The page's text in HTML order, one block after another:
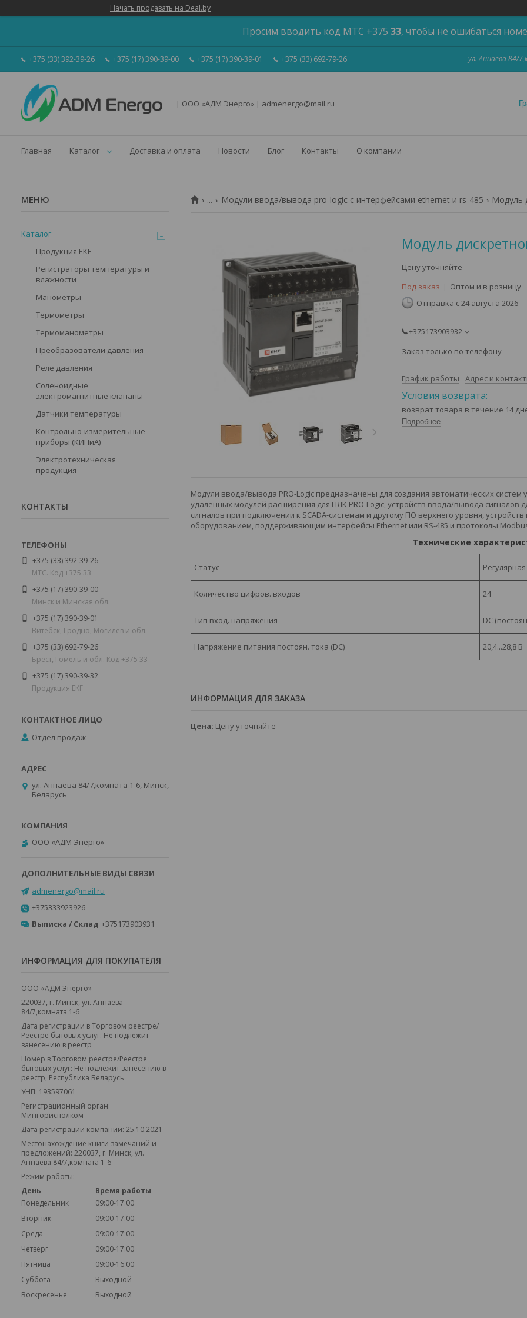
Начать продавать на Deal.by
Просим вводить код МТС +375 33, чтобы не ошибаться
+375 (33) 392-39-26 +375 (17) 390-39-00 +375 (17) 390-39-01 +375 (33) 692-79-26 ул. Аннаева 84/
| ООО «АДМ Энерго» | admenergo@mail.ru
Главная Каталог Доставка и оплата Новости Блог Контакты О компании
... Модули ввода/вывода pro-logic с интерфейсами ethernet и rs-485 Модуль
Модуль
Цену уточняйте
Под заказ
Оптом и в розницу
Отправка с 24 августа 2026
+375173903932
Заказ только по телефону
График работы Адрес и
возврат товара в течение 14
Подробнее
Модули ввода/вывода PRO-Logic предназначены для создания автоматических
удаленных модулей расширения для ПЛК PRO-Logic, устройств ввода/вывода сигналов
сигналов при подключении к SCADA-системам и другому ПО верхнего уровня,
оборудованием, поддерживающим интерфейсы Ethernet или RS-485 и протоколы Modbus
Технические
Статус Регулярная
Количество цифров. входов 24
Тип вход. напряжения DC
Напряжение питания постоян. тока (DC) 20,4...28,8 В
ИНФОРМАЦИЯ ДЛЯ ЗАКАЗА
Цена: Цену уточняйте
Каталог
Продукция EKF
Регистраторы температуры и
влажности
Манометры
Термометры
Термоманометры
Преобразователи давления
Реле давления
Соленоидные
электромагнитные клапаны
Датчики температуры
Контрольно-измерительные
приборы (КИПиА)
Электротехническая
продукция
КОНТАКТЫ
+375 (33) 392-39-26
МТС. Код +375 33
+375 (17) 390-39-00
Минск и Минская обл.
+375 (17) 390-39-01
Витебск, Гродно, Могилев и обл.
+375 (33) 692-79-26
Брест, Гомель и обл. Код +375 33
+375 (17) 390-39-32
Продукция EKF
Отдел продаж
ул. Аннаева 84/7,комната 1-6, Минск,
Беларусь
ООО «АДМ Энерго»
admenergo@mail.ru
+375333923926
Выписка / Склад +375173903931
ИНФОРМАЦИЯ ДЛЯ ПОКУПАТЕЛЯ
ООО «АДМ Энерго»
220037, г. Минск, ул. Аннаева
84/7,комната 1-6
Дата регистрации в Торговом реестре/
Реестре бытовых услуг: Не подлежит
занесению в реестр
Номер в Торговом реестре/Реестре
бытовых услуг: Не подлежит занесению в
реестр, Республика Беларусь
УНП: 193597061
Регистрационный орган:
Мингорисполком
Дата регистрации компании: 25.10.2021
Местонахождение книги замечаний и
предложений: 220037, г. Минск, ул.
Аннаева 84/7,комната 1-6
Режим работы:
День
Время работы
Понедельник
09:00-17:00
Вторник
09:00-17:00
Среда
09:00-17:00
Четверг
09:00-17:00
Пятница
09:00-16:00
Суббота
Выходной
Воскресенье
Выходной